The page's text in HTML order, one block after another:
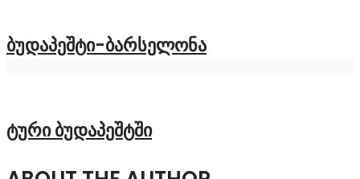
ბუდაპეშტი-ბარსელონა
ტური ბუდაპეშტში